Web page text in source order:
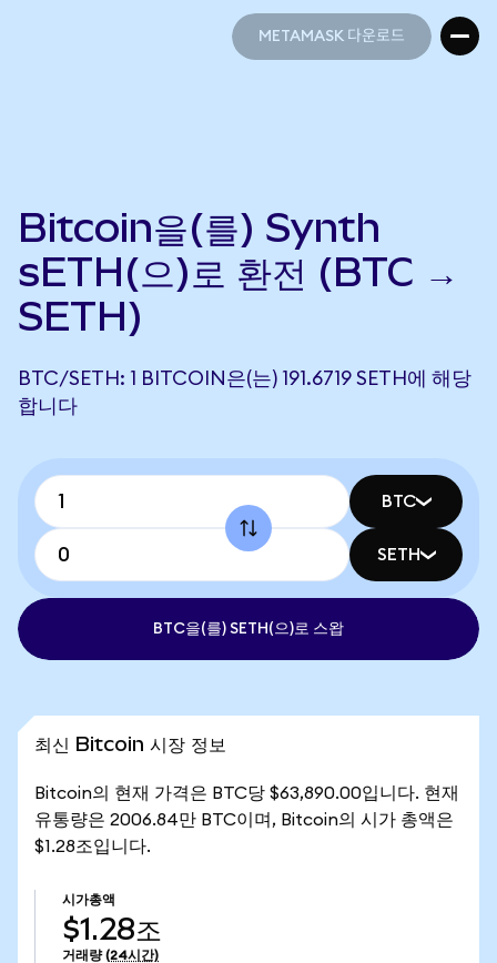
METAMASK 다운로드
Bitcoin을(를) Synth
sETH(으)로 환전 (BTC →
SETH)
BTC/SETH: 1 BITCOIN은(는) 191.6719 SETH에 해당
합니다
BTC
SETH
BTC을(를) SETH(으)로 스왑
최신 Bitcoin 시장 정보
Bitcoin의 현재 가격은 BTC당 $63,890.00입니다. 현재
유통량은 2006.84만 BTC이며, Bitcoin의 시가 총액은
$1.28조입니다.
시가총액
$1.28조
거래량 (24시간)